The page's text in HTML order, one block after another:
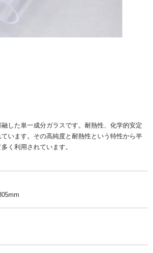
した単一成分ガラスです。耐熱性、化学的安定
います。その高純度と耐熱性という特性から半
く利用されています。